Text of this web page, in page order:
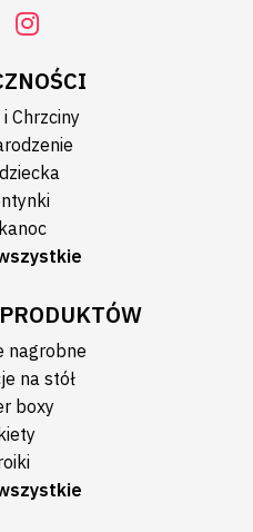
Chrzciny
nagrobne
na stół
boxy